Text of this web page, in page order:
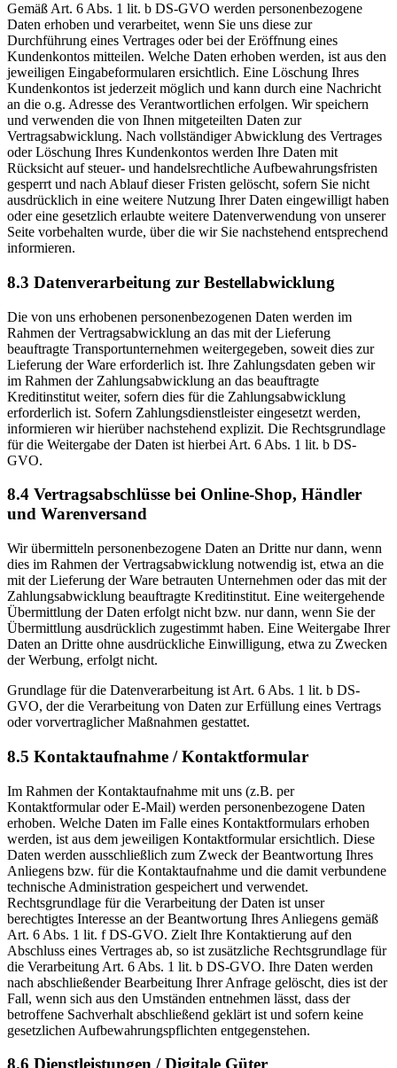
Gemäß Art. 6 Abs. 1 lit. b DS-GVO werden personenbezogene
Daten erhoben und verarbeitet, wenn Sie uns diese zur
Durchführung eines Vertrages oder bei der Eröffnung eines
Kundenkontos mitteilen. Welche Daten erhoben werden, ist aus den
jeweiligen Eingabeformularen ersichtlich. Eine Löschung Ihres
Kundenkontos ist jederzeit möglich und kann durch eine Nachricht
an die o.g. Adresse des Verantwortlichen erfolgen. Wir speichern
und verwenden die von Ihnen mitgeteilten Daten zur
Vertragsabwicklung. Nach vollständiger Abwicklung des Vertrages
oder Löschung Ihres Kundenkontos werden Ihre Daten mit
Rücksicht auf steuer- und handelsrechtliche Aufbewahrungsfristen
gesperrt und nach Ablauf dieser Fristen gelöscht, sofern Sie nicht
ausdrücklich in eine weitere Nutzung Ihrer Daten eingewilligt haben
oder eine gesetzlich erlaubte weitere Datenverwendung von unserer
Seite vorbehalten wurde, über die wir Sie nachstehend entsprechend
informieren.
8.3 Datenverarbeitung zur Bestellabwicklung
Die von uns erhobenen personenbezogenen Daten werden im
Rahmen der Vertragsabwicklung an das mit der Lieferung
beauftragte Transportunternehmen weitergegeben, soweit dies zur
Lieferung der Ware erforderlich ist. Ihre Zahlungsdaten geben wir
im Rahmen der Zahlungsabwicklung an das beauftragte
Kreditinstitut weiter, sofern dies für die Zahlungsabwicklung
erforderlich ist. Sofern Zahlungsdienstleister eingesetzt werden,
informieren wir hierüber nachstehend explizit. Die Rechtsgrundlage
für die Weitergabe der Daten ist hierbei Art. 6 Abs. 1 lit. b DS-
GVO.
8.4 Vertragsabschlüsse bei Online-Shop, Händler
und Warenversand
Wir übermitteln personenbezogene Daten an Dritte nur dann, wenn
dies im Rahmen der Vertragsabwicklung notwendig ist, etwa an die
mit der Lieferung der Ware betrauten Unternehmen oder das mit der
Zahlungsabwicklung beauftragte Kreditinstitut. Eine weitergehende
Übermittlung der Daten erfolgt nicht bzw. nur dann, wenn Sie der
Übermittlung ausdrücklich zugestimmt haben. Eine Weitergabe Ihrer
Daten an Dritte ohne ausdrückliche Einwilligung, etwa zu Zwecken
der Werbung, erfolgt nicht.
Grundlage für die Datenverarbeitung ist Art. 6 Abs. 1 lit. b DS-
GVO, der die Verarbeitung von Daten zur Erfüllung eines Vertrags
oder vorvertraglicher Maßnahmen gestattet.
8.5 Kontaktaufnahme / Kontaktformular
Im Rahmen der Kontaktaufnahme mit uns (z.B. per
Kontaktformular oder E-Mail) werden personenbezogene Daten
erhoben. Welche Daten im Falle eines Kontaktformulars erhoben
werden, ist aus dem jeweiligen Kontaktformular ersichtlich. Diese
Daten werden ausschließlich zum Zweck der Beantwortung Ihres
Anliegens bzw. für die Kontaktaufnahme und die damit verbundene
technische Administration gespeichert und verwendet.
Rechtsgrundlage für die Verarbeitung der Daten ist unser
berechtigtes Interesse an der Beantwortung Ihres Anliegens gemäß
Art. 6 Abs. 1 lit. f DS-GVO. Zielt Ihre Kontaktierung auf den
Abschluss eines Vertrages ab, so ist zusätzliche Rechtsgrundlage für
die Verarbeitung Art. 6 Abs. 1 lit. b DS-GVO. Ihre Daten werden
nach abschließender Bearbeitung Ihrer Anfrage gelöscht, dies ist der
Fall, wenn sich aus den Umständen entnehmen lässt, dass der
betroffene Sachverhalt abschließend geklärt ist und sofern keine
gesetzlichen Aufbewahrungspflichten entgegenstehen.
8.6 Dienstleistungen / Digitale Güter